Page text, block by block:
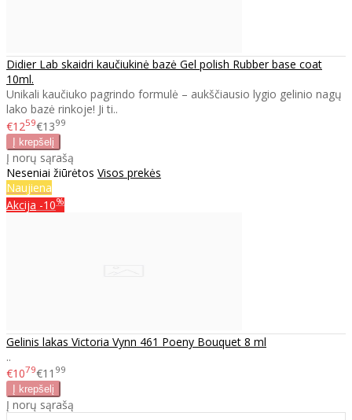
Didier Lab skaidri kaučiukinė bazė Gel polish Rubber base coat
10ml.
Unikali kaučiuko pagrindo formulė – aukščiausio lygio gelinio nagų
lako bazė rinkoje! Ji ti..
€1259€1399
Į norų sąrašą
Neseniai žiūrėtos Visos prekės
Naujiena
Akcija -10%
Gelinis lakas Victoria Vynn 461 Poeny Bouquet 8 ml
..
€1079€11 99
Į norų sąrašą